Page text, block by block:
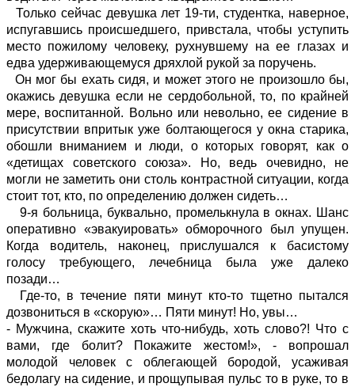
Только сейчас девушка лет 19-ти, студентка, наверное,
испугавшись происшедшего, привстала, чтобы уступить
место пожилому человеку, рухнувшему на ее глазах и
едва удерживающемуся дряхлой рукой за поручень.
Он мог бы ехать сидя, и может этого не произошло бы,
окажись девушка если не сердобольной, то, по крайней
мере, воспитанной. Вольно или невольно, ее сидение в
присутствии впритык уже болтающегося у окна старика,
обошли вниманием и люди, о которых говорят, как о
«детищах советского союза». Но, ведь очевидно, не
могли не заметить они столь контрастной ситуации, когда
стоит тот, кто, по определению должен сидеть…
9-я больница, буквально, промелькнула в окнах. Шанс
оперативно «эвакуировать» обморочного был упущен.
Когда водитель, наконец, прислушался к басистому
голосу требующего, лечебница была уже далеко
позади…
Где-то, в течение пяти минут кто-то тщетно пытался
дозвониться в «скорую»… Пяти минут! Но, увы…
- Мужчина, скажите хоть что-нибудь, хоть слово?! Что с
вами, где болит? Покажите жестом!», - вопрошал
молодой человек с облегающей бородой, усаживая
бедолагу на сидение, и прощупывая пульс то в руке, то в